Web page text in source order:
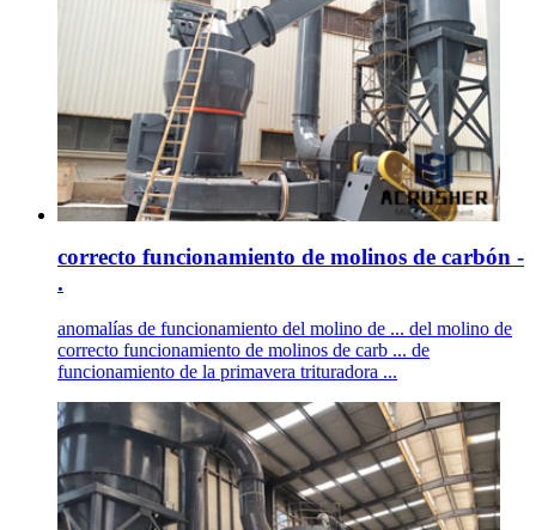
correcto funcionamiento de molinos de carbón -
.
anomalías de funcionamiento del molino de ... del molino de
correcto funcionamiento de molinos de carb ... de
funcionamiento de la primavera trituradora ...